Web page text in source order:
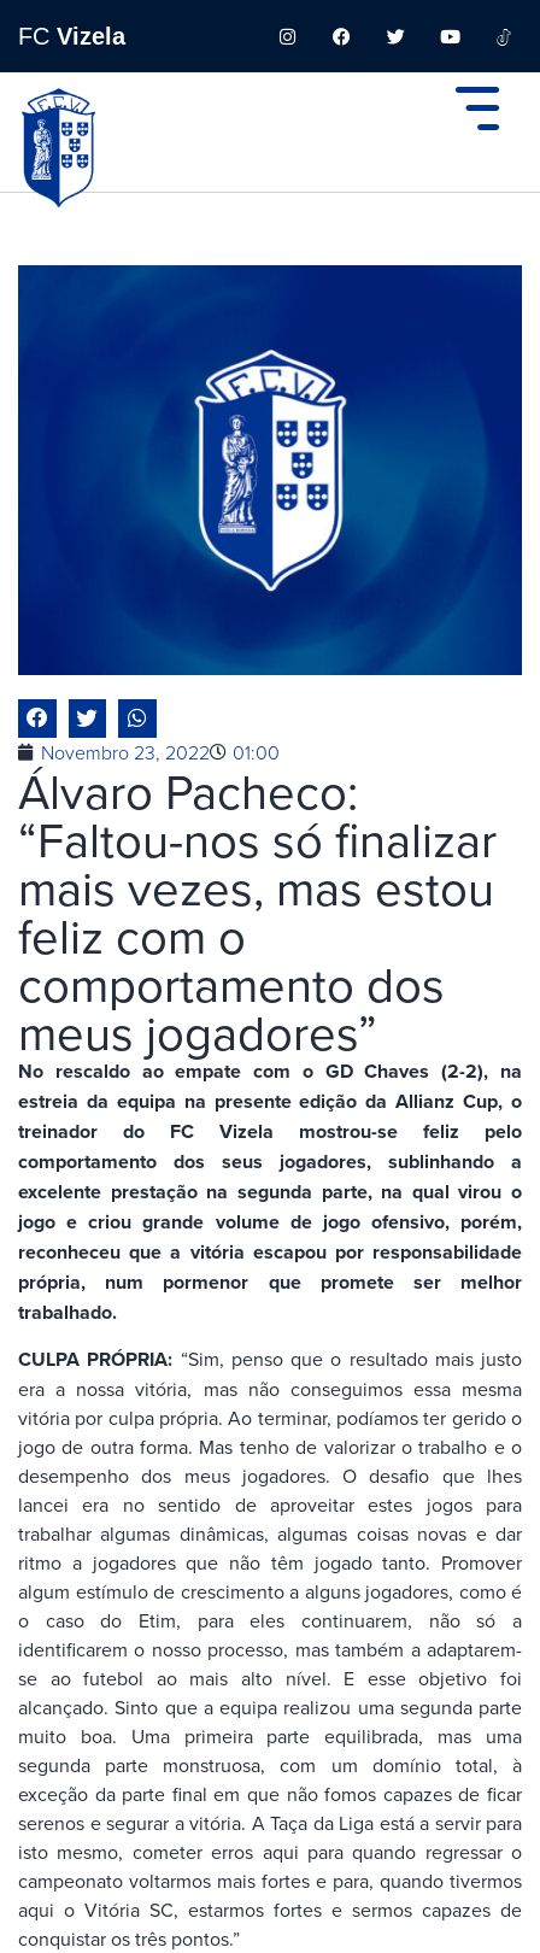
FC Vizela
Novembro 23, 2022 01:00
Álvaro Pacheco:
“Faltou-nos só finalizar
mais vezes, mas estou
feliz com o
comportamento dos
meus jogadores”
No rescaldo ao empate com o GD Chaves (2-2), na
estreia da equipa na presente edição da Allianz Cup, o
treinador do FC Vizela mostrou-se feliz pelo
comportamento dos seus jogadores, sublinhando a
excelente prestação na segunda parte, na qual virou o
jogo e criou grande volume de jogo ofensivo, porém,
reconheceu que a vitória escapou por responsabilidade
própria, num pormenor que promete ser melhor
trabalhado.
CULPA PRÓPRIA: “Sim, penso que o resultado mais justo
era a nossa vitória, mas não conseguimos essa mesma
vitória por culpa própria. Ao terminar, podíamos ter gerido o
jogo de outra forma. Mas tenho de valorizar o trabalho e o
desempenho dos meus jogadores. O desafio que lhes
lancei era no sentido de aproveitar estes jogos para
trabalhar algumas dinâmicas, algumas coisas novas e dar
ritmo a jogadores que não têm jogado tanto. Promover
algum estímulo de crescimento a alguns jogadores, como é
o caso do Etim, para eles continuarem, não só a
identificarem o nosso processo, mas também a adaptarem-
se ao futebol ao mais alto nível. E esse objetivo foi
alcançado. Sinto que a equipa realizou uma segunda parte
muito boa. Uma primeira parte equilibrada, mas uma
segunda parte monstruosa, com um domínio total, à
exceção da parte final em que não fomos capazes de ficar
serenos e segurar a vitória. A Taça da Liga está a servir para
isto mesmo, cometer erros aqui para quando regressar o
campeonato voltarmos mais fortes e para, quando tivermos
aqui o Vitória SC, estarmos fortes e sermos capazes de
conquistar os três pontos.”